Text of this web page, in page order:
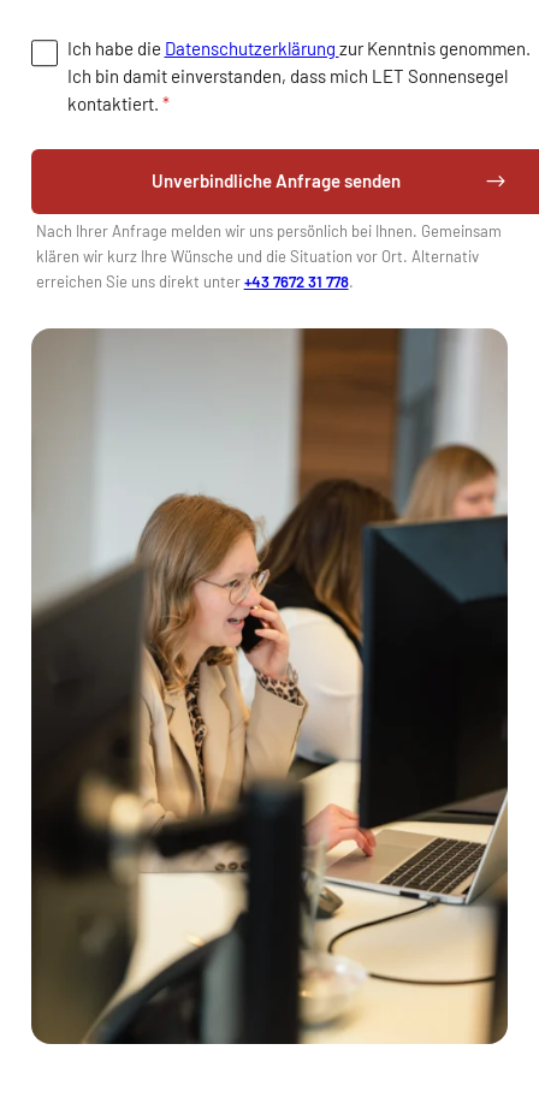
Ich habe die Datenschutzerklärung zur Kenntnis genommen.
Ich bin damit einverstanden, dass mich LET Sonnensegel
kontaktiert. *
Unverbindliche Anfrage senden
Nach Ihrer Anfrage melden wir uns persönlich bei Ihnen. Gemeinsam
klären wir kurz Ihre Wünsche und die Situation vor Ort. Alternativ
erreichen Sie uns direkt unter+43 7672 31 778.